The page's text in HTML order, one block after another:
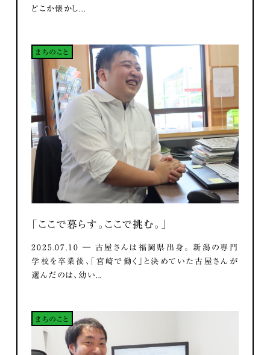
どこか懐かし...
まちのこと
「ここで暮らす。ここで挑む。」
2025.07.10 ― 古屋さんは福岡県出身。 新潟の専門
学校を卒業後、「宮崎で働く」と決めていた古屋さんが
選んだのは、幼い...
まちのこと